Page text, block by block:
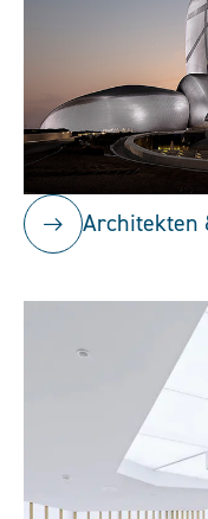
Architekten